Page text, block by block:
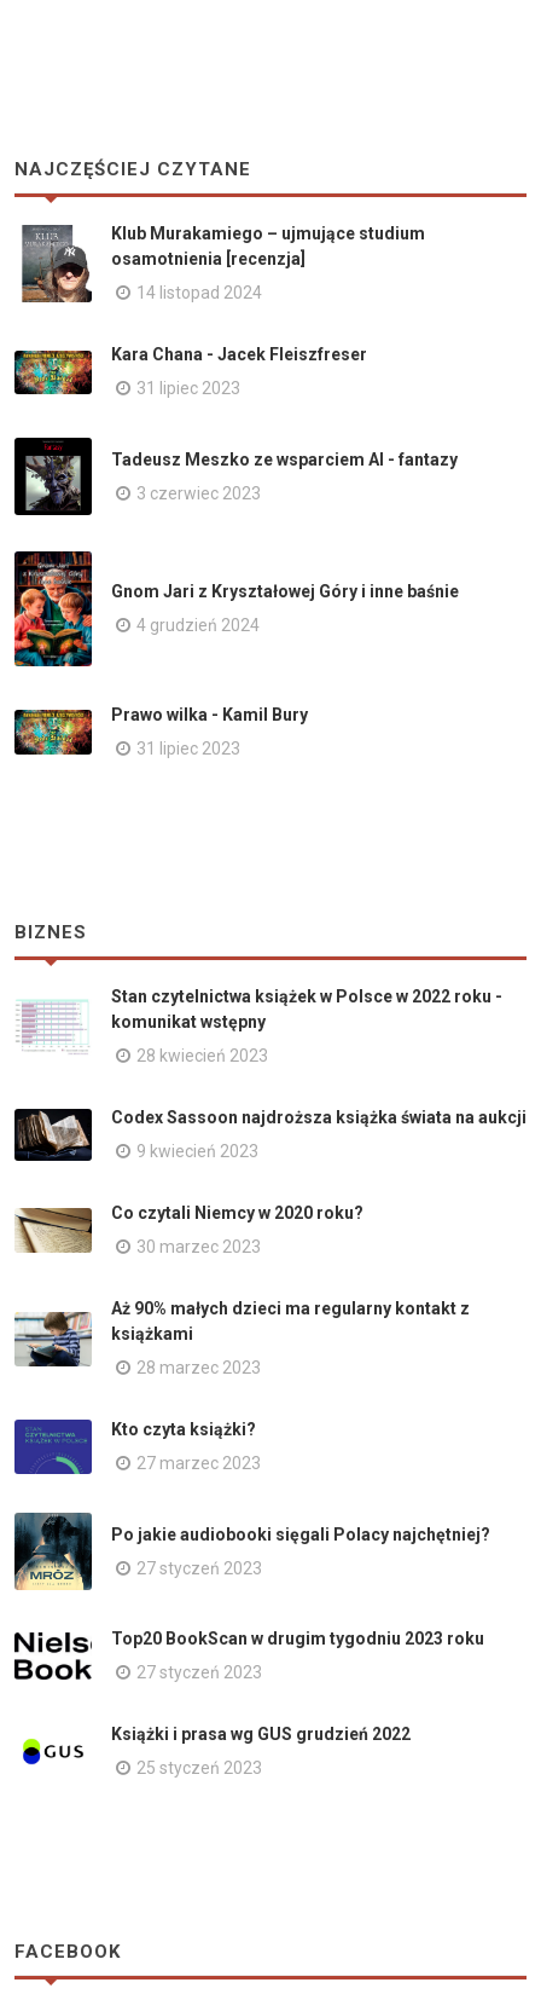
NAJCZĘŚCIEJ CZYTANE
Klub Murakamiego – ujmujące studium
osamotnienia [recenzja]
14 listopad 2024
Kara Chana - Jacek Fleiszfreser
31 lipiec 2023
Tadeusz Meszko ze wsparciem AI - fantazy
3 czerwiec 2023
Gnom Jari z Kryształowej Góry i inne baśnie
4 grudzień 2024
Prawo wilka - Kamil Bury
31 lipiec 2023
BIZNES
Stan czytelnictwa książek w Polsce w 2022 roku -
komunikat wstępny
28 kwiecień 2023
Codex Sassoon najdroższa książka świata na aukcji
9 kwiecień 2023
Co czytali Niemcy w 2020 roku?
30 marzec 2023
Aż 90% małych dzieci ma regularny kontakt z
książkami
28 marzec 2023
Kto czyta książki?
27 marzec 2023
Po jakie audiobooki sięgali Polacy najchętniej?
27 styczeń 2023
Top20 BookScan w drugim tygodniu 2023 roku
27 styczeń 2023
Książki i prasa wg GUS grudzień 2022
25 styczeń 2023
FACEBOOK